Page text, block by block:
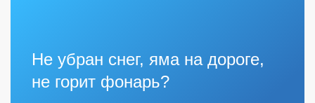
Не убран снег, яма на дороге,
не горит фонарь?